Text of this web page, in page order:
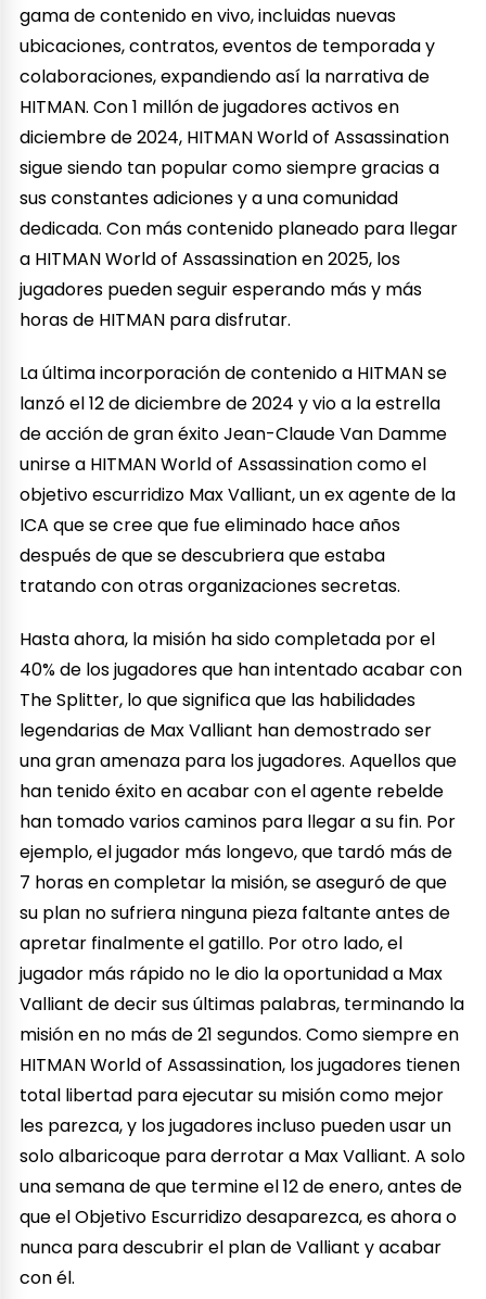
gama de contenido en vivo, incluidas nuevas
ubicaciones, contratos, eventos de temporada y
colaboraciones, expandiendo así la narrativa de
HITMAN. Con 1 millón de jugadores activos en
diciembre de 2024, HITMAN World of Assassination
sigue siendo tan popular como siempre gracias a
sus constantes adiciones y a una comunidad
dedicada. Con más contenido planeado para llegar
a HITMAN World of Assassination en 2025, los
jugadores pueden seguir esperando más y más
horas de HITMAN para disfrutar.
La última incorporación de contenido a HITMAN se
lanzó el 12 de diciembre de 2024 y vio a la estrella
de acción de gran éxito Jean-Claude Van Damme
unirse a HITMAN World of Assassination como el
objetivo escurridizo Max Valliant, un ex agente de la
ICA que se cree que fue eliminado hace años
después de que se descubriera que estaba
tratando con otras organizaciones secretas.
Hasta ahora, la misión ha sido completada por el
40% de los jugadores que han intentado acabar con
The Splitter, lo que significa que las habilidades
legendarias de Max Valliant han demostrado ser
una gran amenaza para los jugadores. Aquellos que
han tenido éxito en acabar con el agente rebelde
han tomado varios caminos para llegar a su fin. Por
ejemplo, el jugador más longevo, que tardó más de
7 horas en completar la misión, se aseguró de que
su plan no sufriera ninguna pieza faltante antes de
apretar finalmente el gatillo. Por otro lado, el
jugador más rápido no le dio la oportunidad a Max
Valliant de decir sus últimas palabras, terminando la
misión en no más de 21 segundos. Como siempre en
HITMAN World of Assassination, los jugadores tienen
total libertad para ejecutar su misión como mejor
les parezca, y los jugadores incluso pueden usar un
solo albaricoque para derrotar a Max Valliant. A solo
una semana de que termine el 12 de enero, antes de
que el Objetivo Escurridizo desaparezca, es ahora o
nunca para descubrir el plan de Valliant y acabar
con él.